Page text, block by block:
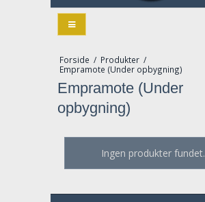
Forside / Produkter /
Empramote (Under opbygning)
Empramote (Under
opbygning)
Ingen produkter fundet.